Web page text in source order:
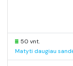
50 vnt.
Matyti daugiau